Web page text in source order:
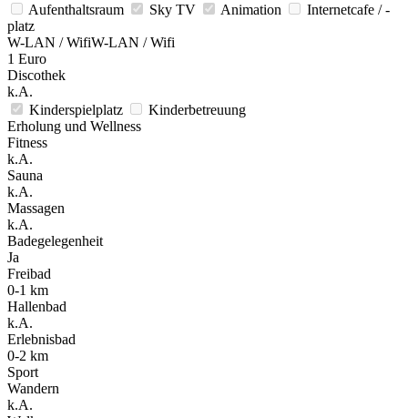
Aufenthaltsraum
Sky TV Animation
Internetcafe / -
platz
W-LAN / WifiW-LAN / Wifi
1 Euro
Discothek
k.A.
Kinderspielplatz
Kinderbetreuung
Erholung und Wellness
Fitness
k.A.
Sauna
k.A.
Massagen
k.A.
Badegelegenheit
Ja
Freibad
0-1 km
Hallenbad
k.A.
Erlebnisbad
0-2 km
Sport
Wandern
k.A.